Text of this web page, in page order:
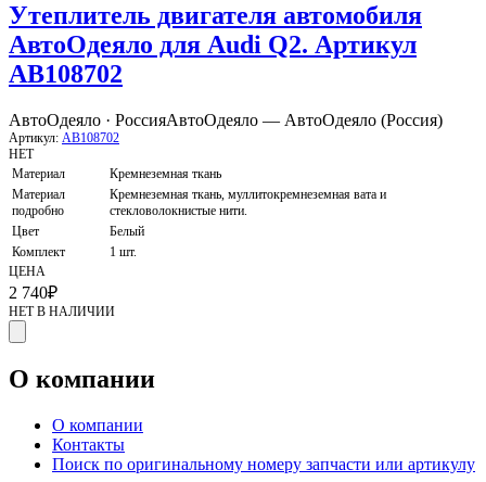
Утеплитель двигателя автомобиля
АвтоОдеяло для Audi Q2. Артикул
AB108702
АвтоОдеяло · РоссияАвтоОдеяло — АвтоОдеяло (Россия)
Артикул: AB108702
НЕТ
Материал
Кремнеземная ткань
Материал
подробно
Кремнеземная ткань, муллитокремнеземная вата и
стекловолокнистые нити.
Цвет
Белый
Комплект
1 шт.
ЦЕНА
2 740₽
НЕТ В НАЛИЧИИ
О компании
О компании
Контакты
Поиск по оригинальному номеру запчасти или артикулу